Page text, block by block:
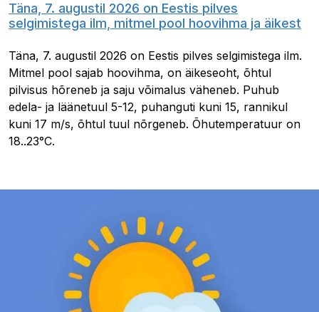
Täna, 7. augustil 2026 on Eestis pilves
selgimistega ilm, mitmel pool hoovihma ja äikest
Täna, 7. augustil 2026 on Eestis pilves selgimistega ilm.
Mitmel pool sajab hoovihma, on äikeseoht, õhtul
pilvisus hõreneb ja saju võimalus väheneb. Puhub
edela- ja läänetuul 5-12, puhanguti kuni 15, rannikul
kuni 17 m/s, õhtul tuul nõrgeneb. Õhutemperatuur on
18..23°C.